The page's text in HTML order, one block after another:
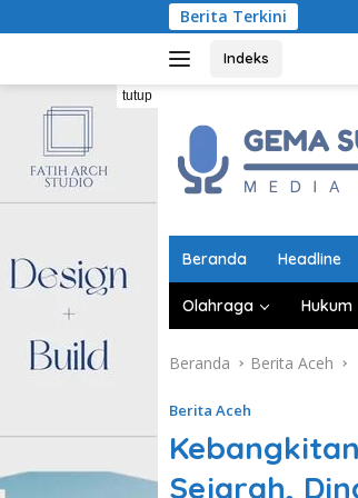
ke
Berita Terkini
Indeks
tutup
Beranda Headline
Olahraga Hukum
Beranda Berita Aceh
Berita Aceh
Sejarah,